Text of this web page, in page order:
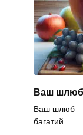
Ваш шлюб
Ваш шлюб –
багатий